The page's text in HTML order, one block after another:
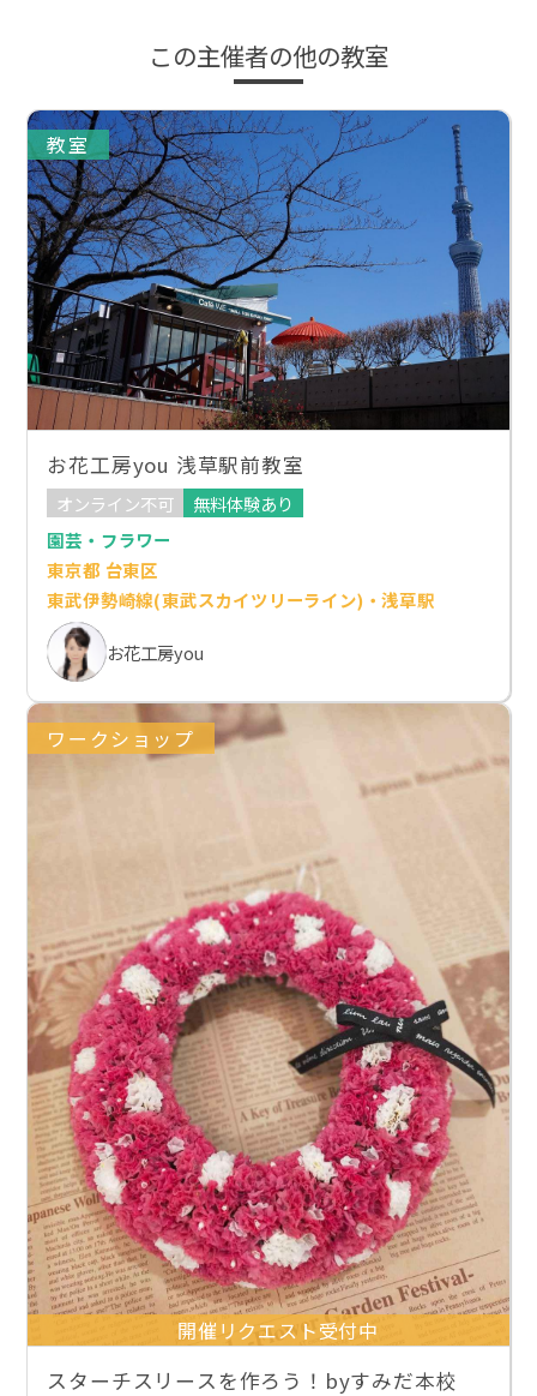
この主催者の他の教室
教室
お花工房you 浅草駅前教室
オンライン不可
無料体験あり
園芸・フラワー
東京都 台東区
東武伊勢崎線(東武スカイツリーライン)・浅草駅
お花工房you
ワークショップ
開催リクエスト受付中
スターチスリースを作ろう！byすみだ本校